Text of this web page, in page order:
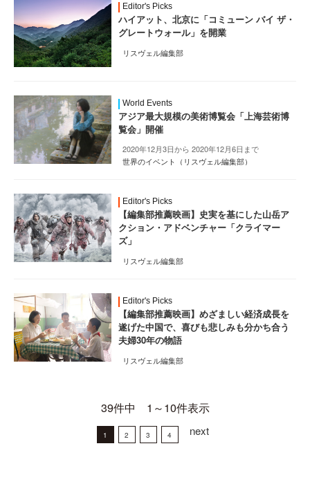
Editor's Picks
ハイアット、北京に「コミューン バイ ザ・
グレートウォール」を開業
リスヴェル編集部
World Events
アジア最大規模の美術博覧会「上海芸術博
覧会」開催
2020年12月3日から 2020年12月6日まで
世界のイベント（リスヴェル編集部）
Editor's Picks
【編集部推薦映画】史実を基にした山岳ア
クション・アドベンチャー「クライマー
ズ」
リスヴェル編集部
Editor's Picks
【編集部推薦映画】めざましい経済成長を
遂げた中国で、喜びも悲しみも分かち合う
夫婦30年の物語
リスヴェル編集部
39件中 1～10件表示
1 2 3 4 next